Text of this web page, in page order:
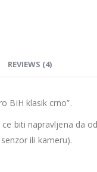
REVIEWS (4)
BiH klasik crno”.
biti napravljena da
ili kameru).